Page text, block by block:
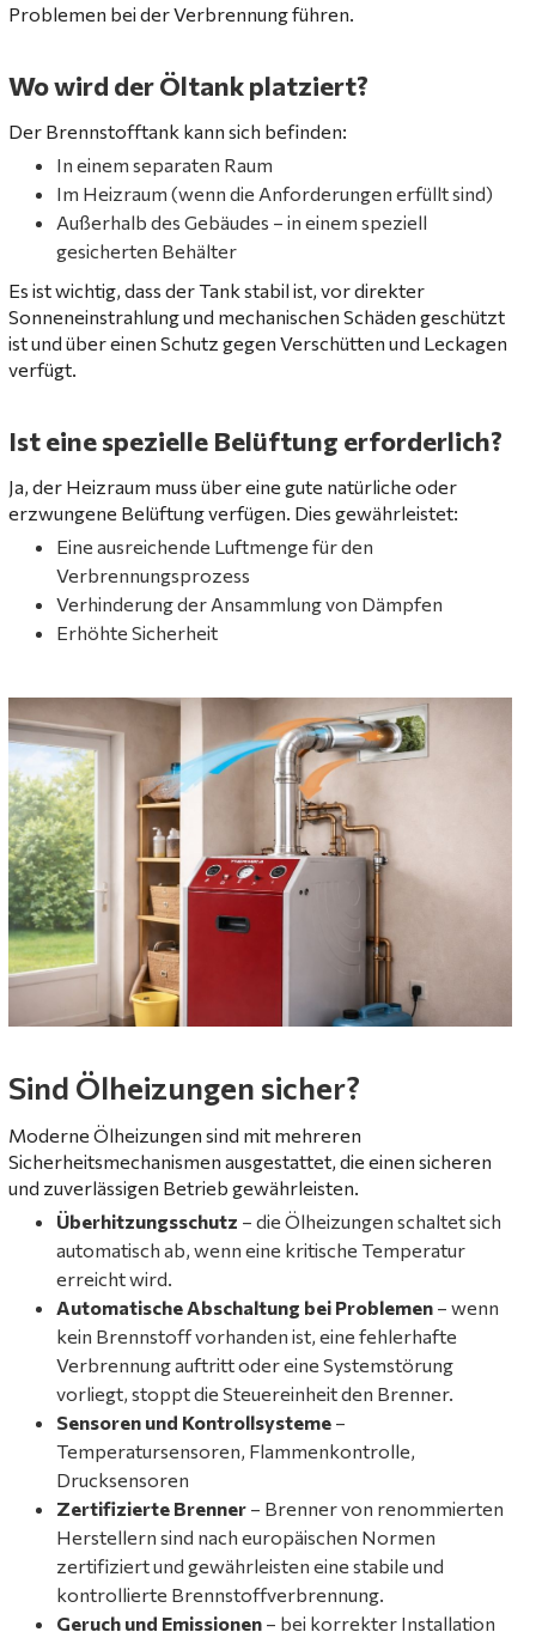
Problemen bei der Verbrennung führen.
Wo wird der Öltank platziert?
Der Brennstofftank kann sich befinden:
In einem separaten Raum
Im Heizraum (wenn die Anforderungen erfüllt sind)
Außerhalb des Gebäudes – in einem speziell
gesicherten Behälter
Es ist wichtig, dass der Tank stabil ist, vor direkter
Sonneneinstrahlung und mechanischen Schäden geschützt
ist und über einen Schutz gegen Verschütten und Leckagen
verfügt.
Ist eine spezielle Belüftung erforderlich?
Ja, der Heizraum muss über eine gute natürliche oder
erzwungene Belüftung verfügen. Dies gewährleistet:
Eine ausreichende Luftmenge für den
Verbrennungsprozess
Verhinderung der Ansammlung von Dämpfen
Erhöhte Sicherheit
Sind Ölheizungen sicher?
Moderne Ölheizungen sind mit mehreren
Sicherheitsmechanismen ausgestattet, die einen sicheren
und zuverlässigen Betrieb gewährleisten.
Überhitzungsschutz – die Ölheizungen schaltet sich
automatisch ab, wenn eine kritische Temperatur
erreicht wird.
Automatische Abschaltung bei Problemen – wenn
kein Brennstoff vorhanden ist, eine fehlerhafte
Verbrennung auftritt oder eine Systemstörung
vorliegt, stoppt die Steuereinheit den Brenner.
Sensoren und Kontrollsysteme –
Temperatursensoren, Flammenkontrolle,
Drucksensoren
Zertifizierte Brenner – Brenner von renommierten
Herstellern sind nach europäischen Normen
zertifiziert und gewährleisten eine stabile und
kontrollierte Brennstoffverbrennung.
Geruch und Emissionen – bei korrekter Installation